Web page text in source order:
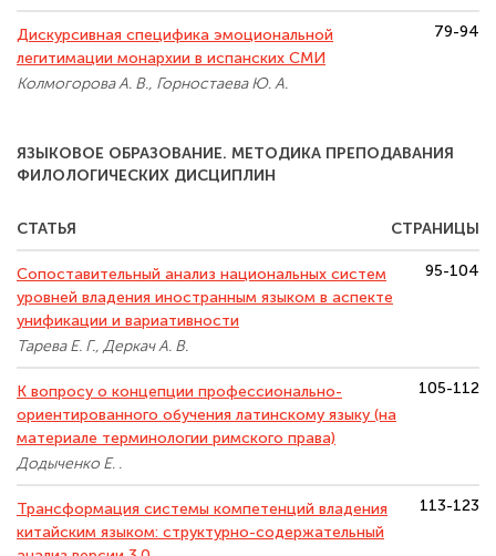
Дискурсивная специфика эмоциональной
легитимации монархии в испанских СМИ
Колмогорова А. В., Горностаева Ю. А.
79-94
ЯЗЫКОВОЕ ОБРАЗОВАНИЕ. МЕТОДИКА ПРЕПОДАВАНИЯ
ФИЛОЛОГИЧЕСКИХ ДИСЦИПЛИН
СТАТЬЯ СТРАНИЦЫ
Сопоставительный анализ национальных систем
уровней владения иностранным языком в аспекте
унификации и вариативности
Тарева Е. Г., Деркач А. В.
95-104
К вопросу о концепции профессионально-
ориентированного обучения латинскому языку (на
материале терминологии римского права)
Додыченко Е. .
105-112
Трансформация системы компетенций владения
китайским языком: структурно-содержательный
113-123